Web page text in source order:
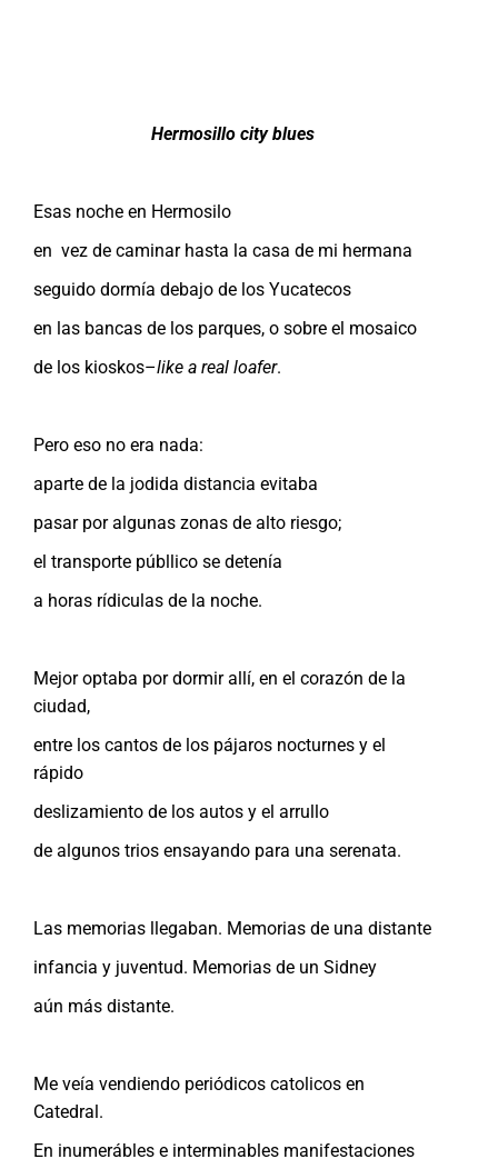
Hermosillo city blues
Esas noche en Hermosilo
en vez de caminar hasta la casa de mi hermana
seguido dormía debajo de los Yucatecos
en las bancas de los parques, o sobre el mosaico
de los kioskos–like a real loafer.
Pero eso no era nada:
aparte de la jodida distancia evitaba
pasar por algunas zonas de alto riesgo;
el transporte públlico se detenía
a horas rídiculas de la noche.
Mejor optaba por dormir allí, en el corazón de la
ciudad,
entre los cantos de los pájaros nocturnes y el
rápido
deslizamiento de los autos y el arrullo
de algunos trios ensayando para una serenata.
Las memorias llegaban. Memorias de una distante
infancia y juventud. Memorias de un Sidney
aún más distante.
Me veía vendiendo periódicos catolicos en
Catedral.
En inumerábles e interminables manifestaciones